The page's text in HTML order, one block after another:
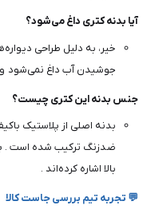
آیا بدنه کتری داغ می‌شود؟
خیر، به دلیل طراحی
جوشیدن آب داغ نمی‌شود و
جنس بدنه این کتری چیست؟
بدنه اصلی از پلاستیک
ضدزنگ ترکیب شده است .
بالا اشاره کرده‌اند .
💬 تجربه تیم بررسی جاست کالا